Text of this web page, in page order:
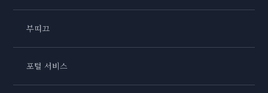
부띠끄
포털 서비스